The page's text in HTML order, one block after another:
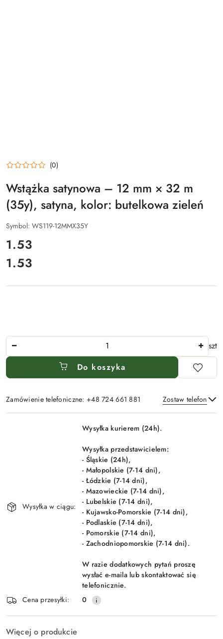
(0)
Wstążka satynowa – 12 mm × 32 m
(35y), satyna, kolor: butelkowa zieleń
Symbol: WS119-12MMX35Y
cena:
1.53
Cena:
1.53
Ilość
szt
Do koszyka
Zamówienie telefoniczne: +48 724 661 881 Zostaw telefon
Wyślij
Wysyłka w ciągu:
Wysyłka kurierem (24h).
Wysyłka przedstawicielem:
- Śląskie (24h),
- Małopolskie (7-14 dni),
- Łódzkie (7-14 dni),
- Mazowieckie (7-14 dni),
- Lubelskie (7-14 dni),
- Kujawsko-Pomorskie (7-14 dni),
- Podlaskie (7-14 dni),
- Pomorskie (7-14 dni),
- Zachodniopomorskie (7-14 dni).
W razie dodatkowych pytań proszę
wysłać e-maila lub skontaktować się
telefonicznie.
Cena przesyłki:
0
Więcej o produkcie